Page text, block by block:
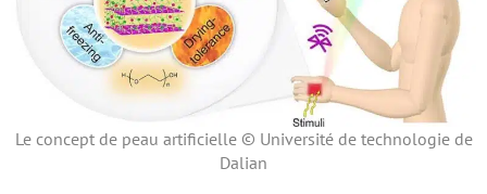
Le concept de peau artificielle © Université de technologie de
Dalian